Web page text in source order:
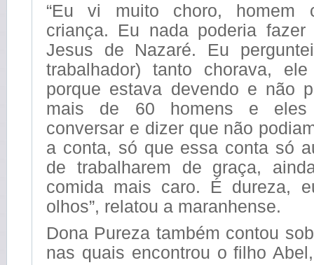
“Eu vi muito choro, homem
criança. Eu nada poderia
Jesus de Nazaré. Eu
trabalhador) tanto chorava,
porque estava devendo e não
mais de 60 homens e eles
conversar e dizer que não
a conta, só que essa conta só
de trabalharem de graça,
comida mais caro. É dureza,
olhos”, relatou a maranhense.
Dona Pureza também contou
nas quais encontrou o filho